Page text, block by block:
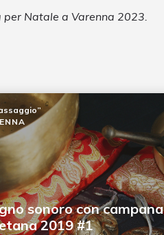
Natale a Varenna 2023.
sonoro con campana
2019 #1